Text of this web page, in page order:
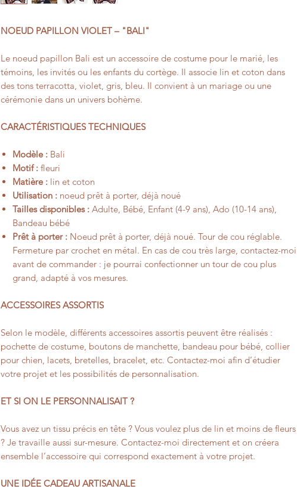
NOEUD PAPILLON VIOLET – "BALI"
Le noeud papillon Bali est un accessoire de costume pour le marié, les
témoins, les invités ou les enfants du cortège. Il associe lin et coton dans
des tons terracotta, violet, gris, bleu. Il convient à un mariage ou une
cérémonie dans un univers bohème.
CARACTÉRISTIQUES TECHNIQUES
Modèle : Bali
Motif : fleuri
Matière : lin et coton
Utilisation : noeud prêt à porter, déjà noué
Tailles disponibles : Adulte, Bébé, Enfant (4-9 ans), Ado (10-14 ans),
Bandeau bébé
Prêt à porter : Noeud prêt à porter, déjà noué. Tour de cou réglable.
Fermeture par crochet en métal. En cas de cou très large, contactez-moi
avant de commander : je pourrai confectionner un tour de cou plus
grand, adapté à vos mesures.
ACCESSOIRES ASSORTIS
Selon le modèle, différents accessoires assortis peuvent être réalisés :
pochette de costume, boutons de manchette, bandeau pour bébé, collier
pour chien, lacets, bretelles, bracelet, etc. Contactez-moi afin d’étudier
votre projet et les possibilités de personnalisation.
ET SI ON LE PERSONNALISAIT ?
Vous avez un tissu précis en tête ? Vous voulez plus de lin et moins de fleurs
? Je travaille aussi sur-mesure. Contactez-moi directement et on créera
ensemble l’accessoire qui correspond exactement à votre projet.
UNE IDÉE CADEAU ARTISANALE